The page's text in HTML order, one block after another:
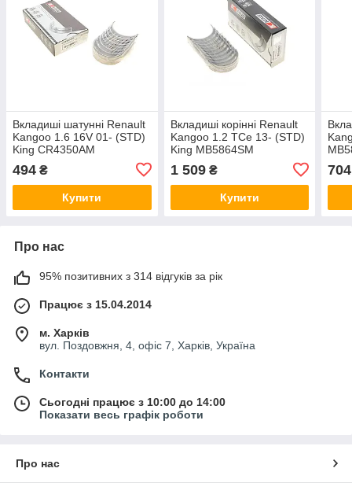
Вкладиші шатунні Renault
Kangoo 1.6 16V 01- (STD)
King CR4350AM
494 ₴
Купити
Вкладиші корінні Renault
Kangoo 1.2 TCe 13- (STD)
King MB5864SM
1 509₴
Купити
704
Про нас
95% позитивних з 314 відгуків за рік
Працює з 15.04.2014
м. Харків
вул. Поздовжня, 4, офіс 7, Харків, Україна
Контакти
Сьогодні працює з 10:00 до 14:00
Показати весь графік роботи
Про нас